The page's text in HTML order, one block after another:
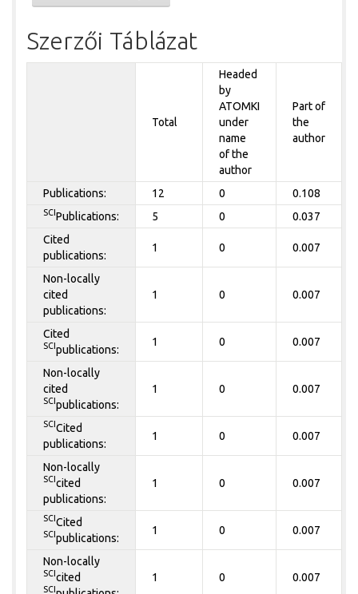
Szerzői Táblázat
Total
Headed
by
ATOMKI
under
name
of the
author
Part of
the
author
Publications: 12 0 0.108
SCI Publications: 5 0 0.037
Cited
publications:
1 0 0.007
Non-locally
cited
publications:
1 0 0.007
Cited
SCI publications:
1 0 0.007
Non-locally
cited
SCI publications:
1 0 0.007
SCI Cited
publications:
1 0 0.007
Non-locally
SCI cited
publications:
1 0 0.007
SCI Cited
SCI publications:
1 0 0.007
Non-locally
SCI cited
SCI
1 0 0.007